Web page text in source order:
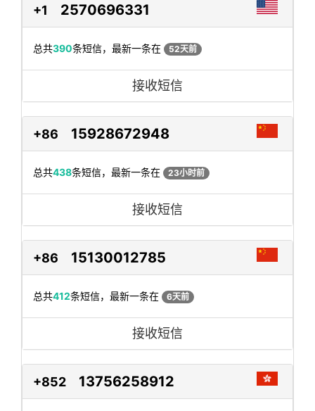
+1 2570696331
总共390条短信，最新一条在 52天前
接收短信
+86 15928672948
总共438条短信，最新一条在 23小时前
接收短信
+86 15130012785
总共412条短信，最新一条在 6天前
接收短信
+852 13756258912